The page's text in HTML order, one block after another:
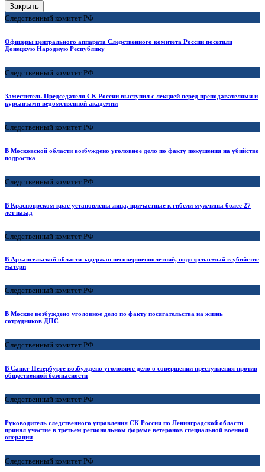
Закрыть
Следственный комитет РФ
Офицеры центрального аппарата Следственного комитета России посетили
Донецкую Народную Республику
Следственный комитет РФ
Заместитель Председателя СК России выступил с лекцией перед преподавателями и
курсантами ведомственной академии
Следственный комитет РФ
В Московской области возбуждено уголовное дело по факту покушения на убийство
подростка
Следственный комитет РФ
В Красноярском крае установлены лица, причастные к гибели мужчины более 27
лет назад
Следственный комитет РФ
В Архангельской области задержан несовершеннолетний, подозреваемый в убийстве
матери
Следственный комитет РФ
В Москве возбуждено уголовное дело по факту посягательства на жизнь
сотрудников ДПС
Следственный комитет РФ
В Санкт-Петербурге возбуждено уголовное дело о совершении преступления против
общественной безопасности
Следственный комитет РФ
Руководитель следственного управления СК России по Ленинградской области
принял участие в третьем региональном форуме ветеранов специальной военной
операции
Следственный комитет РФ